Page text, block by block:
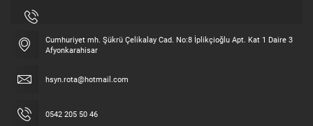
Cumhuriyet mh. Şükrü Çelikalay Cad. No:8 İplikçioğlu Apt. Kat 1 Daire 3
Afyonkarahisar
hsyn.rota@hotmail.com
0542 205 50 46